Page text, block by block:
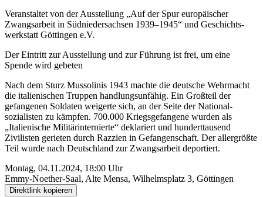
Veranstaltet von der Ausstellung „Auf der Spur euro­päischer
Zwangs­­arbeit in Süd­­nieder­­sachsen 1939–1945“ und Geschicht­s­
werkstatt Göttingen e.V.
Der Eintritt zur Ausstellung und zur Führung ist frei, um eine
Spende wird gebeten
Nach dem Sturz Mussolinis 1943 machte die deutsche Wehrmacht
die italienischen Truppen handlungs­unfähig. Ein Großteil der
gefangenen Soldaten weigerte sich, an der Seite der National­
sozialisten zu kämpfen. 700.000 Kriegs­gefangene wurden als
„Italienische Militär­internierte“ deklariert und hundert­tausend
Zivilisten gerieten durch Razzien in Gefangen­schaft. Der allergrößte
Teil wurde nach Deutschland zur Zwangs­arbeit deportiert.
Montag, 04.11.2024, 18:00 Uhr
Emmy-Noether-Saal, Alte Mensa, Wilhelms­platz 3, Göttingen
Direktlink kopieren